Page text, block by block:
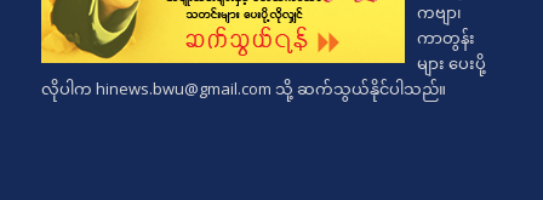
ကဗျာ၊
ကာတွန်း
များ ပေးပို့
လိုပါက hinews.bwu@gmail.com သို့ ဆက်သွယ်နိုင်ပါသည်။